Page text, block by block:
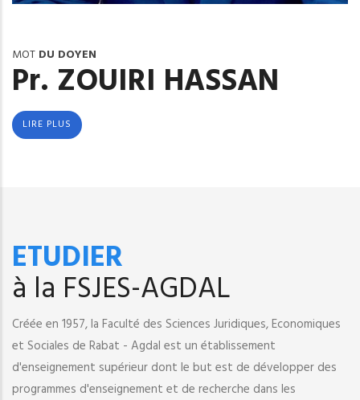
MOT DU DOYEN
Pr. ZOUIRI HASSAN
LIRE PLUS
ETUDIER
à la FSJES-AGDAL
Créée en 1957, la Faculté des Sciences Juridiques, Economiques
et Sociales de Rabat - Agdal est un établissement
d'enseignement supérieur dont le but est de développer des
programmes d'enseignement et de recherche dans les